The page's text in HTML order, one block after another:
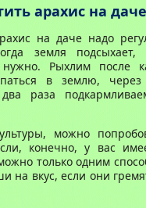
арахис на даче
на даче надо
земля
Рыхлим после
в землю,
раза
можно
конечно, у вас
только одним
на вкус, если они